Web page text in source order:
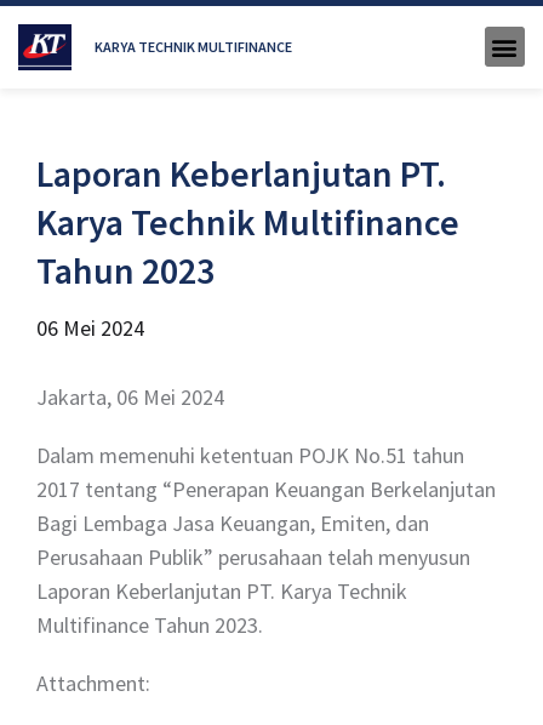
KARYA TECHNIK MULTIFINANCE
Laporan Keberlanjutan PT.
Karya Technik Multifinance
Tahun 2023
06 Mei 2024
Jakarta, 06 Mei 2024
Dalam memenuhi ketentuan POJK No.51 tahun
2017 tentang “Penerapan Keuangan Berkelanjutan
Bagi Lembaga Jasa Keuangan, Emiten, dan
Perusahaan Publik” perusahaan telah menyusun
Laporan Keberlanjutan PT. Karya Technik
Multifinance Tahun 2023.
Attachment: